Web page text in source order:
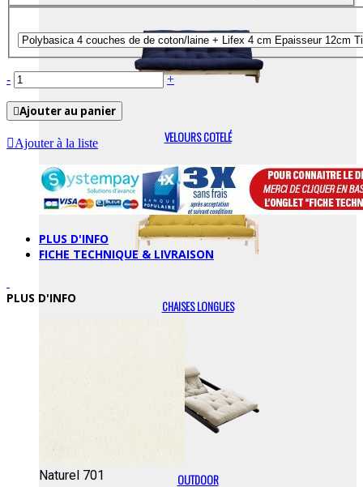
VELOURS COTELÉ
CHAISES LONGUES
OUTDOOR
- +
Ajouter au panier
Ajouter à la liste
PLUS D'INFO
FICHE TECHNIQUE & LIVRAISON
PLUS D'INFO
Naturel 701